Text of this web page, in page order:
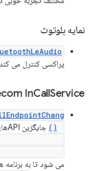
نمایه بلوتوث
پراکسی کنترل می
InCallService
جایگزین APIهای منسوخ
می شود تا به